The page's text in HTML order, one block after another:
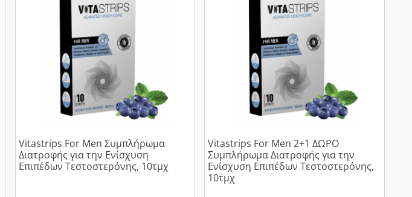
Vitastrips For Men Συμπλήρωμα
Διατροφής για την Ενίσχυση
Επιπέδων Τεστοστερόνης, 10τμχ
Vitastrips For Men 2+1 ΔΩΡΟ
Συμπλήρωμα Διατροφής για την
Ενίσχυση Επιπέδων Τεστοστερόνης,
10τμχ